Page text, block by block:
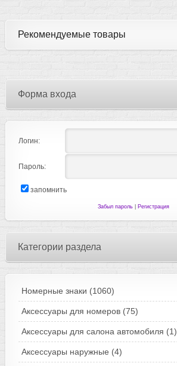
Рекомендуемые товары
Форма входа
Логин:
Пароль:
запомнить
Забыл пароль| Регистрация
Категории раздела
Номерные знаки (1060)
Аксессуары для номеров (75)
Аксессуары для салона автомобиля (1)
Аксессуары наружные (4)